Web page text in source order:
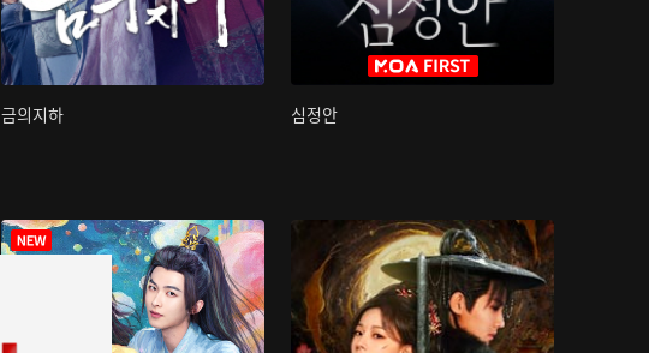
금의지하 심정안